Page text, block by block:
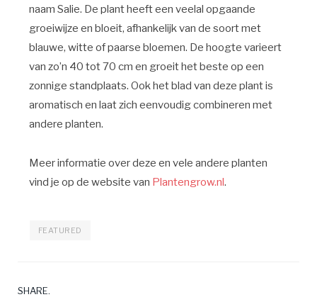
naam Salie. De plant heeft een veelal opgaande
groeiwijze en bloeit, afhankelijk van de soort met
blauwe, witte of paarse bloemen. De hoogte varieert
van zo’n 40 tot 70 cm en groeit het beste op een
zonnige standplaats. Ook het blad van deze plant is
aromatisch en laat zich eenvoudig combineren met
andere planten.
Meer informatie over deze en vele andere planten
vind je op de website van Plantengrow.nl.
FEATURED
SHARE.